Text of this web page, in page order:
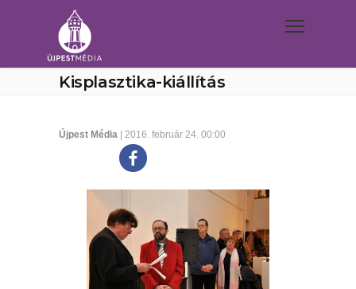
Kisplasztika-kiállítás
Újpest Média | 2016. február 24. 00:00